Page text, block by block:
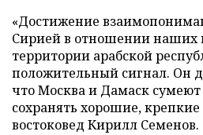
«Достижение
Сирией в отношении наших
территории арабской
положительный сигнал. Он
что Москва и Дамаск
сохранять хорошие,
востоковед Кирилл Семенов.